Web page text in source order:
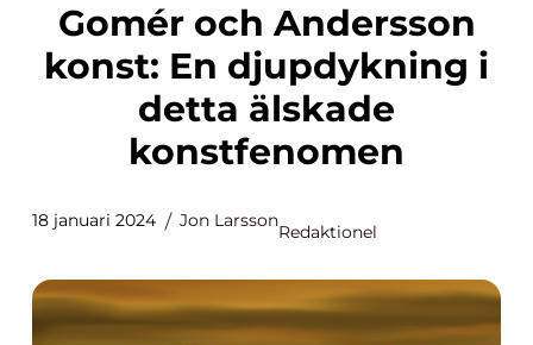
Gomér och Andersson
konst: En djupdykning i
detta älskade
konstfenomen
18 januari 2024 Jon Larsson
Redaktionel